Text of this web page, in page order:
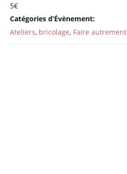
5€
Catégories d’Évènement:
Ateliers, bricolage, Faire autrement